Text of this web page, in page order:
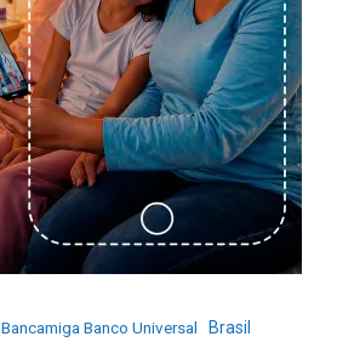
Bancamiga Banco Universal Brasil